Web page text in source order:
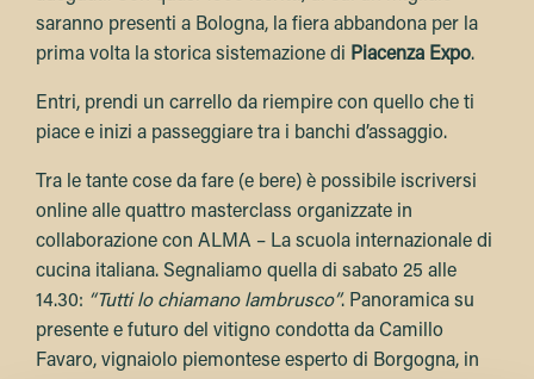
saranno presenti a Bologna, la fiera abbandona per la
prima volta la storica sistemazione di Piacenza Expo.
Entri, prendi un carrello da riempire con quello che ti
piace e inizi a passeggiare tra i banchi d’assaggio.
Tra le tante cose da fare (e bere) è possibile iscriversi
online alle quattro masterclass organizzate in
collaborazione con ALMA – La scuola internazionale di
cucina italiana. Segnaliamo quella di sabato 25 alle
14.30: “Tutti lo chiamano lambrusco”. Panoramica su
presente e futuro del vitigno condotta da Camillo
Favaro, vignaiolo piemontese esperto di Borgogna, in